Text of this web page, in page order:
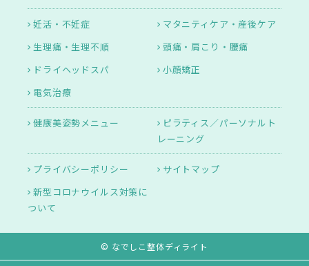
妊活・不妊症
マタニティケア・産後ケア
生理痛・生理不順
頭痛・肩こり・腰痛
ドライヘッドスパ
小顔矯正
電気治療
健康美姿勢メニュー
ピラティス／パーソナルト
レーニング
プライバシーポリシー
サイトマップ
新型コロナウイルス対策に
ついて
© なでしこ整体ディライト